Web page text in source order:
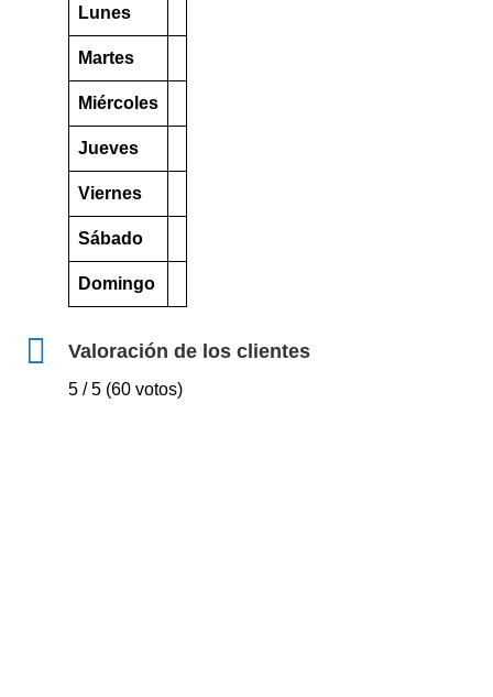
Lunes
Martes
Miércoles
Jueves
Viernes
Sábado
Domingo
Valoración de los clientes
5 / 5 (60 votos)